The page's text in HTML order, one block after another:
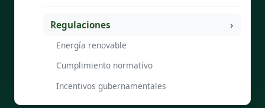
Regulaciones
Energía renovable
Cumplimiento normativo
Incentivos gubernamentales